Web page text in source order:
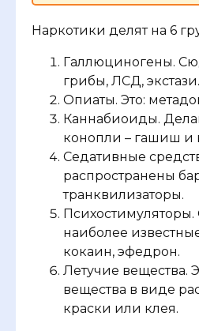
Наркотики делят на 6
Галлюциногены.
грибы, ЛСД, экстази.
Опиаты. Это:
Каннабиоиды.
конопли – гашиш и
Седативные
распространены
транквилизаторы.
наиболее
кокаин, эфедрон.
Летучие вещества.
вещества в виде
краски или клея.